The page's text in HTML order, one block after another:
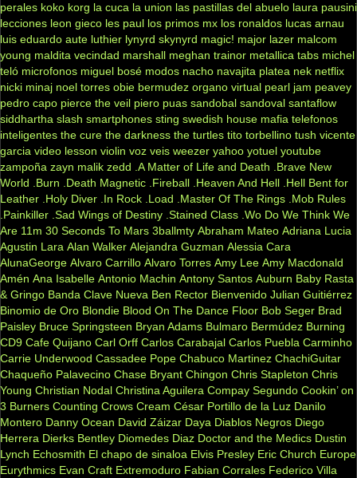
perales koko korg la cuca la union las pastillas del abuelo laura pausini
lecciones leon gieco les paul los primos mx los ronaldos lucas arnau
luis eduardo aute luthier lynyrd skynyrd magic! major lazer malcom
young maldita vecindad marshall meghan trainor metallica tabs michel
teló microfonos miguel bosé modos nacho navajita platea nek netflix
nicki minaj noel torres obie bermudez organo virtual pearl jam peavey
pedro capo pierce the veil piero puas sandobal sandoval santaflow
siddhartha slash smartphones sting swedish house mafia telefonos
inteligentes the cure the darkness the turtles tito torbellino tush vicente
garcia video lesson violin voz veis weezer yahoo yotuel youtube
zampoña zayn malik zedd .A Matter of Life and Death
.Brave New
World
.Burn .Death Magnetic .Fireball .Heaven And Hell .Hell Bent for
Leather .Holy Diver .In Rock .Load .Master Of The Rings .Mob Rules
.Painkiller .Sad Wings of Destiny .Stained Class .Wo Do We Think We
Are 11m 30 Seconds To Mars 3ballmty Abraham Mateo Adriana Lucia
Agustin Lara Alan Walker Alejandra Guzman Alessia Cara
AlunaGeorge Alvaro Carrillo Alvaro Torres Amy Lee Amy Macdonald
Amén Ana Isabelle Antonio Machin Antony Santos Auburn Baby Rasta
& Gringo Banda Clave Nueva Ben Rector Bienvenido Julian Guitiérrez
Binomio de Oro Blondie Blood On The Dance Floor Bob Seger Brad
Paisley Bruce Springsteen Bryan Adams Bulmaro Bermúdez Burning
CD9 Cafe Quijano Carl Orff Carlos Carabajal Carlos Puebla Carminho
Carrie Underwood Cassadee Pope Chabuco Martinez ChachiGuitar
Chaqueño Palavecino Chase Bryant Chingon Chris Stapleton Chris
Young Christian Nodal Christina Aguilera Compay Segundo Cookin’ on
3 Burners Counting Crows Cream César Portillo de la Luz Danilo
Montero Danny Ocean David Záizar Daya Diablos Negros Diego
Herrera Dierks Bentley Diomedes Diaz Doctor and the Medics Dustin
Lynch Echosmith El chapo de sinaloa Elvis Presley Eric Church Europe
Eurythmics Evan Craft Extremoduro Fabian Corrales Federico Villa